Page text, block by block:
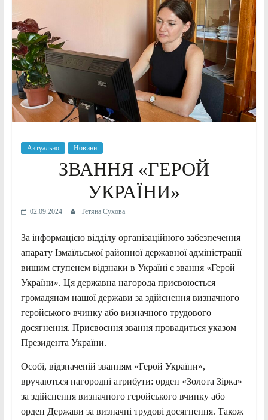
Актуально Новини
ЗВАННЯ «ГЕРОЙ
УКРАЇНИ»
02.09.2024 Тетяна Сухова
За інформацією відділу організаційного забезпечення
апарату Ізмаїльської районної державної адміністрації
вищим ступенем відзнаки в Україні є звання «Герой
України». Ця державна нагорода присвоюється
громадянам нашої держави за здійснення визначного
геройського вчинку або визначного трудового
досягнення. Присвоєння звання провадиться указом
Президента України.
Особі, відзначеній званням «Герой України»,
вручаються нагородні атрибути: орден «Золота Зірка»
за здійснення визначного геройського вчинку або
орден Держави за визначні трудові досягнення. Також